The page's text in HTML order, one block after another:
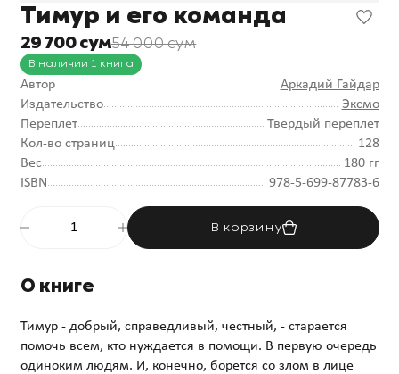
Тимур и его команда
29 700 сум54 000 сум
В наличии 1 книга
Автор
Аркадий Гайдар
Издательство
Эксмо
Переплет
Твердый переплет
Кол-во страниц
128
Вес
180 гг
ISBN
978-5-699-87783-6
В корзину
О книге
Тимур - добрый, справедливый, честный, - старается
помочь всем, кто нуждается в помощи. В первую очередь
одиноким людям. И, конечно, борется со злом в лице